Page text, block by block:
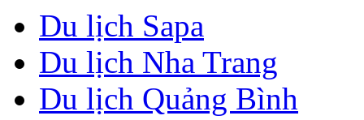
Du lịch Sapa
Du lịch Nha Trang
Du lịch Quảng Bình